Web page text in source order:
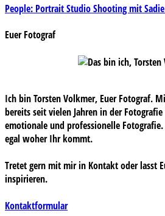
Beitragsnavigation
People: Portrait Studio Shooting mit
Euer Fotograf
Ich bin Torsten Volkmer, Euer Fotograf.
bereits seit vielen Jahren in der
emotionale und professionelle
egal woher Ihr kommt.
Tretet gern mit mir in Kontakt oder lasst
inspirieren.
Kontaktformular